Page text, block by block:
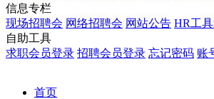
信息专栏
现场招聘会 网络招聘会 网站公告 HR工
自助工具
求职会员登录 招聘会员登录 忘记密码 账
首页